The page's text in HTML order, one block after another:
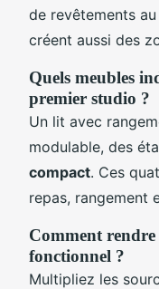
de revêtements
créent aussi des
Quels meubles
premier studio ?
Un lit avec
modulable, des
compact. Ces
repas, rangement
Comment
fonctionnel ?
Multipliez les